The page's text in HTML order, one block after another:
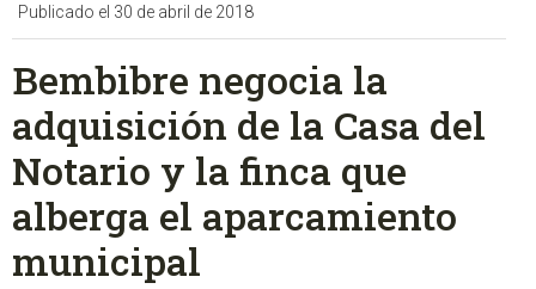
Publicado el 30 de abril de 2018
Bembibre negocia la
adquisición de la Casa del
Notario y la finca que
alberga el aparcamiento
municipal